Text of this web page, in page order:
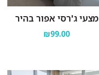
מצעי ג'רסי אפור בהיר
₪99.00